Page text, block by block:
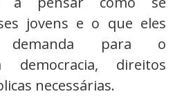
jovens e o que eles
demanda para o
democracia, direitos
necessárias.